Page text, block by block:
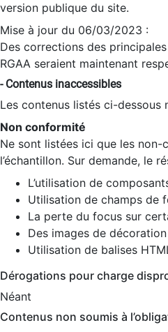
version publique du site.
Mise à jour du 06/03/2023 :
Des corrections des
RGAA seraient maintenant
- Contenus inaccessibles
Les contenus listés ci-dessous
Non conformité
Ne sont listées ici que les
l’échantillon. Sur demande, le
L’utilisation de
Utilisation de champs de
La perte du focus sur
Des images de
Utilisation de balises
Dérogations pour charge
Néant
Contenus non soumis à